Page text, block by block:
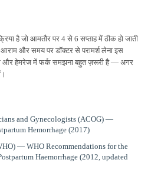
है जो आमतौर पर 4 से 6 सप्ताह में ठीक हो जाती
आराम और समय पर डॉक्टर से परामर्श लेना इस
और हेमरेज में फर्क समझना बहुत ज़रूरी है — अगर
and Gynecologists (ACOG) —
Hemorrhage (2017)
— WHO Recommendations for the
Haemorrhage (2012, updated